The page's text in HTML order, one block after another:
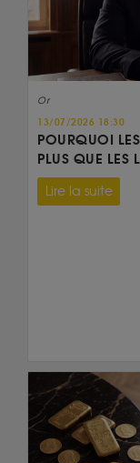
Or
13/07/2026 18:30
POURQUOI
PLUS QUE LES
Lire la suite